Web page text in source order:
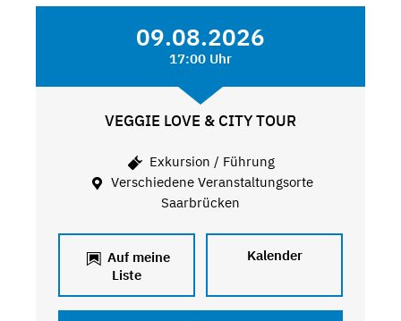
09.08.2026
17:00 Uhr
VEGGIE LOVE & CITY TOUR
Exkursion / Führung
Verschiedene Veranstaltungsorte
Saarbrücken
Auf meine
Liste
Kalender